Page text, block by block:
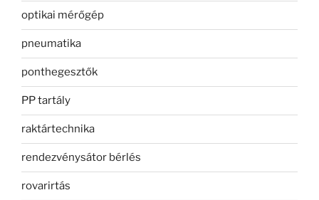
optikai mérőgép
pneumatika
ponthegesztők
PP tartály
raktártechnika
rendezvénysátor bérlés
rovarirtás